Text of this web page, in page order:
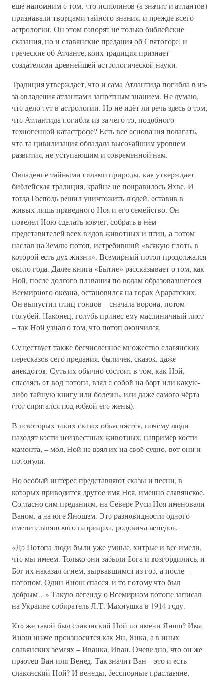
ещё напомним о том, что исполинов (а значит и атлантов)
признавали творцами тайного знания, и прежде всего
астрологии. Он этом говорят не только библейские
сказания, но и славянские предания об Святогоре, и
греческие об Атланте, коих традиция признает
создателями древнейшей астрологической науки.
Традиция утверждает, что и сама Атлантида погибла в из-
за овладения атлантами запретным знанием. Не думаю,
что дело тут в астрологии. Но не идёт ли речь здесь о том,
что Атлантида погибла из-за чего-то, подобного
техногенной катастрофе? Есть все основания полагать,
что та цивилизация обладала высочайшим уровнем
развития, не уступающим и современной нам.
Овладение тайными силами природы, как утверждает
библейская традиция, крайне не понравилось Яхве. И
тогда Господь решил уничтожить людей, оставив в
живых лишь праведного Ноя и его семейство. Он
повелел Ною сделать ковчег, собрать в нём
представителей всех видов животных и птиц, а потом
наслал на Землю потоп, истребивший «всякую плоть, в
которой есть дух жизни». Всемирный потоп продолжался
около года. Далее книга «Бытие» рассказывает о том, как
Ной, после долгого плавания по водам образовавшегося
Всемирного океана, остановился на горах Араратских.
Он выпустил птиц-гонцов – сначала ворона, потом
голубей. Наконец, голубь принес ему маслиничный лист
– так Ной узнал о том, что потоп окончился.
Существует также бесчисленное множество славянских
пересказов сего предания, быличек, сказок, даже
анекдотов. Суть их обычно состоит в том, как Ной,
спасаясь от вод потопа, взял с собой на борт или какую-
либо тайную книгу или болезнь, или даже самого чёрта
(тот спрятался под юбкой его жены).
В некоторых таких сказах объясняется, почему люди
находят кости неизвестных животных, например кости
мамонта, – мол, Ной не взял их на своё судно, вот они и
потонули.
Но особый интерес представляют сказы и песни, в
которых приводится другое имя Ноя, именно славянское.
Согласно сим преданиям, на Севере Руси Ноя именовали
Ваном, а на юге Яношем. Это разновидности одного
имени славянского патриарха, родовича венедов.
«До Потопа люди были уже умные, хитрые и все имели,
что мы имеем. Только они забыли Бога и возгордились, и
Бог их наказал огнем, вырвавшимся из гор, а после –
потопом. Один Янош спасся, и то потому что был
добрым…» Такую легенду о Всемирном потопе записал
на Украине собиратель Л.Т. Махнушка в 1914 году.
Кто же такой был славянский Ной по имени Янош? Имя
Янош иначе произносится как Ян, Янка, а в иных
славянских землях – Иванка, Иван. Очевидно, что он же
праотец Ван или Венед. Так значит Ван – это и есть
славянский Ной? И венеды, бесспорные праславяне,